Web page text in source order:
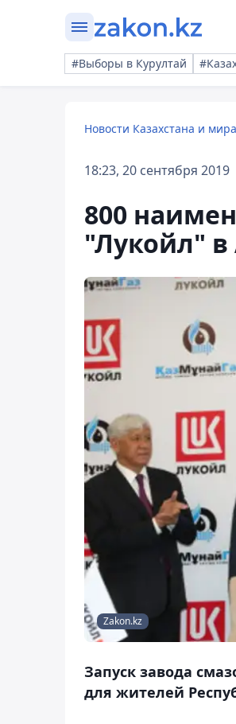
#Выборы в Курултай
Новости Казахстана и
18:23, 20 сентября 2019
800
"Лукойл" в
Zakon.kz
Запуск завода
для жителей